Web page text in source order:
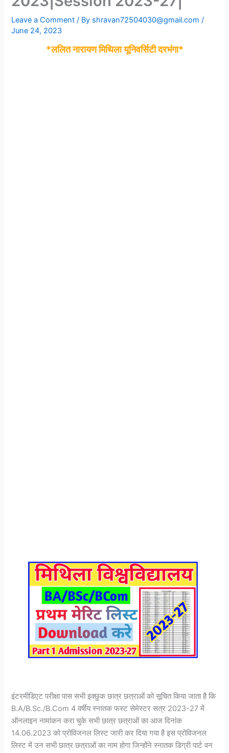
Leave a Comment / By shravan72504030@gmail.com/
June 24, 2023
*ललित नारायण मिथिला यूनिवर्सिटी दरभंगा*
इंटरमीडिएट परीक्षा पास सभी इक्छुक छात्र छत्राओं को सूचित किया जाता है कि
B.A/B.Sc./B.Com 4 वर्षीय स्नातक फस्ट सेमेस्टर सत्र 2023-27 में
ऑनलाइन नामांकन करा चुके सभी छात्र छत्राओं का आज दिनांक
14.06.2023 को प्रोविजनल लिस्ट जारी कर दिया गया है इस प्रोविजनल
लिस्ट में उन सभी छात्र छत्राओं का नाम होगा जिन्होंने स्नातक डिग्री पार्ट वन